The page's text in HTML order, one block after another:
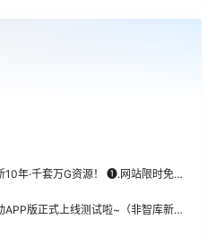
客首次SVIP特惠：￥365 ❸.老会员永久SVIP补：￥666 （名额50个，加微优先）【管理员】微DataAuto
版正式上线测试啦~（非智库新系统）